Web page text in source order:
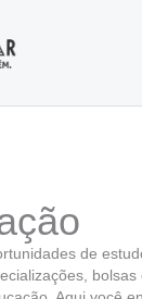
de
bolsas